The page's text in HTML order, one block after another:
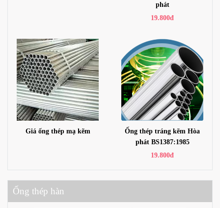
phát
19.800đ
Giá ống thép mạ kẽm
Ống thép tráng kẽm Hòa
phát BS1387:1985
19.800đ
Ống thép hàn